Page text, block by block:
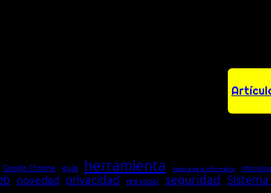
Google Chrome guía herramienta historia de la Informática Informática
novedad privacidad red social seguridad